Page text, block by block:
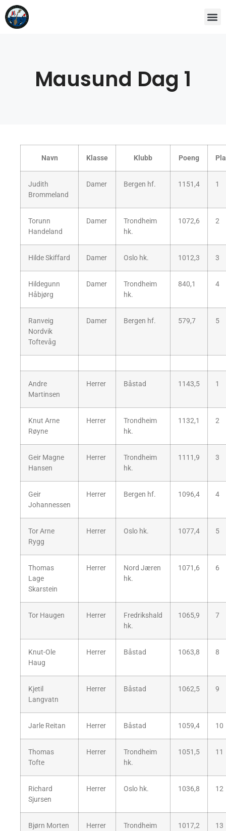
Mausund Dag 1
Navn Klasse Klubb Poeng
Judith
Brommeland
Damer Bergen hf. 1151,4 1
Torunn
Handeland
Damer
Trondheim
hk.
1072,6 2
Hilde Skiffard Damer Oslo hk. 1012,3 3
Hildegunn
Håbjørg
Damer
Trondheim
hk.
840,1 4
Ranveig
Nordvik
Toftevåg
Damer Bergen hf. 579,7 5
Andre
Martinsen
Herrer Båstad 1143,5 1
Knut Arne
Røyne
Herrer
Trondheim
hk.
1132,1 2
Geir Magne
Hansen
Herrer
Trondheim
hk.
1111,9 3
Geir
Johannessen
Herrer Bergen hf. 1096,4 4
Tor Arne
Rygg
Herrer Oslo hk. 1077,4 5
Thomas
Lage
Skarstein
Herrer
Nord Jæren
hk.
1071,6 6
Tor Haugen Herrer
Fredrikshald
hk.
1065,9 7
Knut-Ole
Haug
Herrer Båstad 1063,8 8
Kjetil
Langvatn
Herrer Båstad 1062,5 9
Jarle Reitan Herrer Båstad 1059,4 10
Thomas
Tofte
Herrer
Trondheim
hk.
1051,5 11
Richard
Sjursen
Herrer Oslo hk. 1036,8 12
Bjørn Morten
Herrer
Trondheim
1017,2 13